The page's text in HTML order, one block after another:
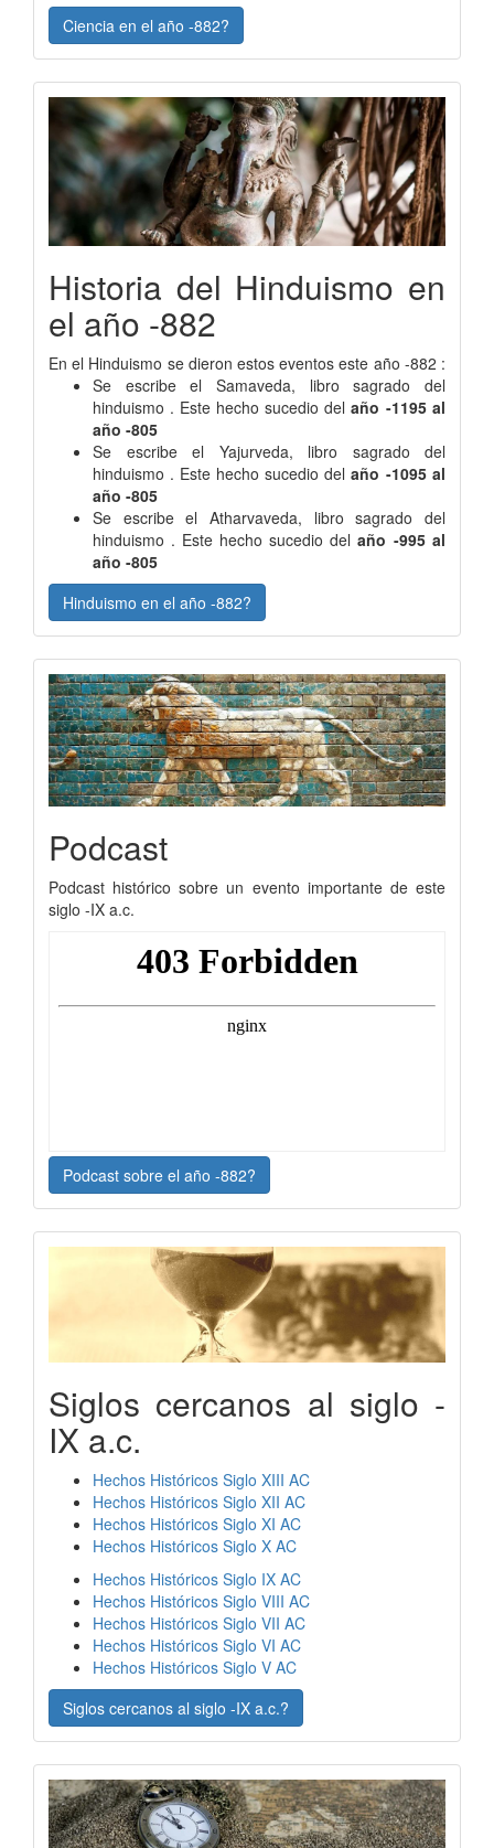
Ciencia en el año -882?
Historia del Hinduismo en
el año -882
En el Hinduismo se dieron estos eventos este año -882 :
Se escribe el Samaveda, libro sagrado del
hinduismo . Este hecho sucedio del año -1195 al
año -805
Se escribe el Yajurveda, libro sagrado del
hinduismo . Este hecho sucedio del año -1095 al
año -805
Se escribe el Atharvaveda, libro sagrado del
hinduismo . Este hecho sucedio del año -995 al
año -805
Hinduismo en el año -882?
Podcast
Podcast histórico sobre un evento importante de este
siglo -IX a.c.
Podcast sobre el año -882?
Siglos cercanos al siglo -
IX a.c.
Hechos Históricos Siglo XIII AC
Hechos Históricos Siglo XII AC
Hechos Históricos Siglo XI AC
Hechos Históricos Siglo X AC
Hechos Históricos Siglo IX AC
Hechos Históricos Siglo VIII AC
Hechos Históricos Siglo VII AC
Hechos Históricos Siglo VI AC
Hechos Históricos Siglo V AC
Siglos cercanos al siglo -IX a.c.?